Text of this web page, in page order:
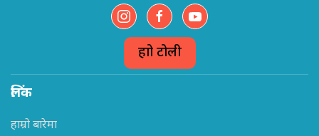
हाम्रो टोली
लिंक
हाम्रो बारेमा